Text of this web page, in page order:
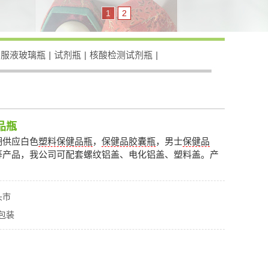
1 2
液玻璃瓶 | 试剂瓶 | 核酸检测试剂瓶 |
瓶
供应白色塑料保健品瓶， 保健品胶囊瓶，男士保健品
产品，我公司可配套螺纹铝盖、电化铝盖、塑料盖。产
市
装